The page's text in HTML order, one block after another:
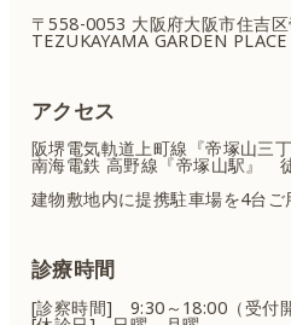
〒558-0053 大阪府大阪市住吉区
TEZUKAYAMA GARDEN
アクセス
阪堺電気軌道上町線『帝塚山三
南海電鉄 高野線『帝塚山駅』
建物敷地内に提携駐車場を4台ご
診療時間
[診察時間] 9:30～18:00（受付開